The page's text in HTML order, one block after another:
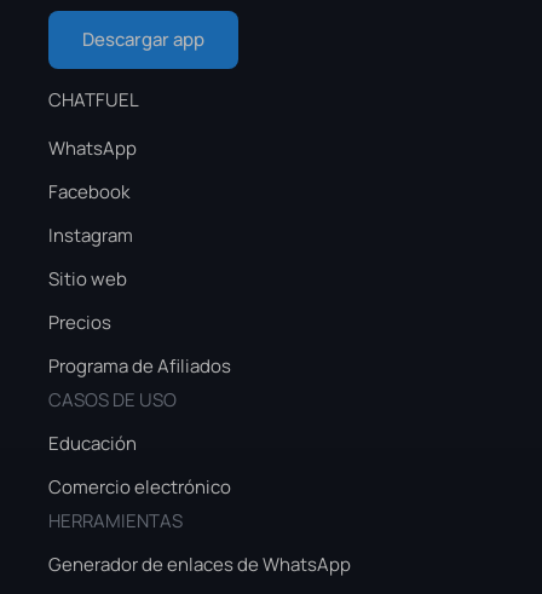
Descargar app
CHATFUEL
WhatsApp
Facebook
Instagram
Sitio web
Precios
Programa de Afiliados
CASOS DE USO
Educación
Comercio electrónico
HERRAMIENTAS
Generador de enlaces de WhatsApp